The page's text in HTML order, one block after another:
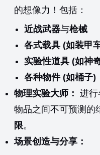
的想像力！包括：
近战武器与枪械
各式载具 (如装甲
实验性道具 (如神
各种物件 (如桶子)
物理实验大师： 进行
物品之间不可预测的
限。
场景创造与分享：